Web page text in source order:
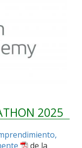
2025
de la